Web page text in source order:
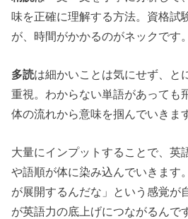
味を正確に理解する方法。資格試
が、時間がかかるのがネックです。
多読は細かいことは気にせず、と
重視。わからない単語があっても
体の流れから意味を掴んでいきま
大量にインプットすることで、英
や語順が体に染み込んでいきます
が展開するんだな」という感覚が
が英語力の底上げにつながるんで